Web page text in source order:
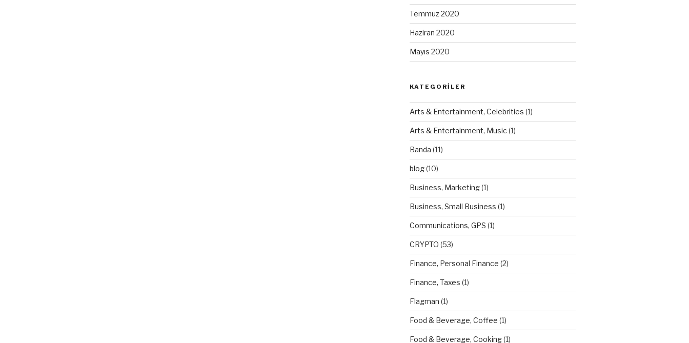
Temmuz 2020
Haziran 2020
Mayıs 2020
KATEGORILER
Arts & Entertainment, Celebrities (1)
Arts & Entertainment, Music (1)
Banda (11)
blog(10)
Business, Marketing(1)
Business, Small Business (1)
Communications, GPS (1)
CRYPTO (53)
Finance, Personal Finance (2)
Finance, Taxes (1)
Flagman (1)
Food & Beverage, Coffee (1)
Food & Beverage, Cooking(1)